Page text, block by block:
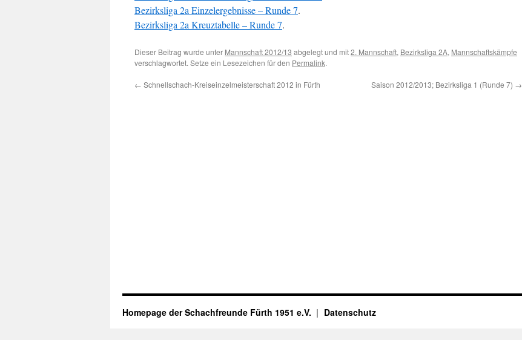
Bezirksliga 2a Einzelergebnisse – Runde 7.
Bezirksliga 2a Kreuztabelle – Runde 7.
Dieser Beitrag wurde unter Mannschaft 2012/13 abgelegt und mit2. Mannschaft, Bezirksliga 2A, Mannschaftskämpfe
verschlagwortet. Setze ein Lesezeichen für den Permalink.
← Schnellschach-Kreiseinzelmeisterschaft 2012 in Fürth Saison 2012/2013; Bezirksliga 1 (Runde 7) →
Homepage der Schachfreunde Fürth 1951 e.V. Datenschutz